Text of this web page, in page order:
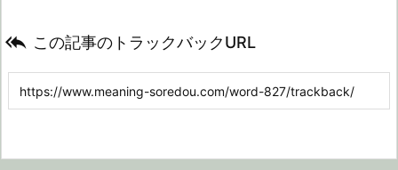
 この記事のトラックバックURL